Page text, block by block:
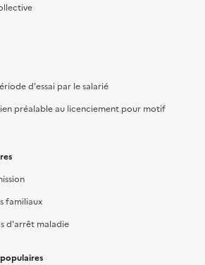
d'essai par le salarié
préalable au licenciement pour motif
familiaux
d'arrêt maladie